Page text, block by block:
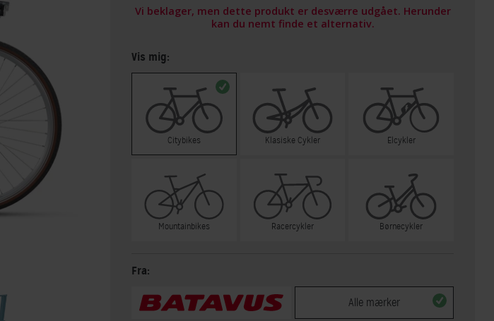
Vi beklager, men dette produkt er desværre udgået. Herunder
kan du nemt finde et alternativ.
Vis mig:
Citybikes Klasiske Cykler Elcykler
Mountainbikes Racercykler Børnecykler
Fra:
Alle mærker